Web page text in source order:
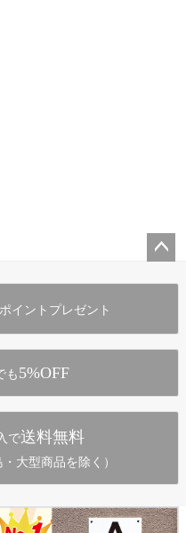
イントプレゼント
も 5%OFF
で送料無料
大型商品を除く）